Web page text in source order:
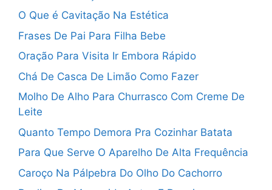
O Que é Cavitação Na Estética
Frases De Pai Para Filha Bebe
Oração Para Visita Ir Embora Rápido
Chá De Casca De Limão Como Fazer
Molho De Alho Para Churrasco Com Creme De
Leite
Quanto Tempo Demora Pra Cozinhar Batata
Para Que Serve O Aparelho De Alta Frequência
Caroço Na Pálpebra Do Olho Do Cachorro